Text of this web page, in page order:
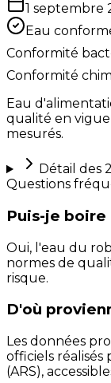
1 septembre
Eau
Conformité
Conformité
Eau
qualité en
mesurés.
Détail des
Questions
Puis-je boire
Oui, l'eau du
normes de
risque.
D'où
Les données
officiels réalisés
(ARS),